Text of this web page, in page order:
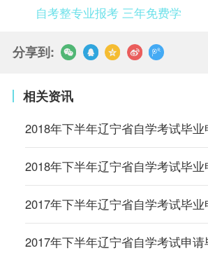
自考整专业报考 三年免费学
分享到:
相关资讯
2018年下半年辽宁省自学考试毕
2017年下半年辽宁省自学考试毕
2017年下半年辽宁省自学考试申